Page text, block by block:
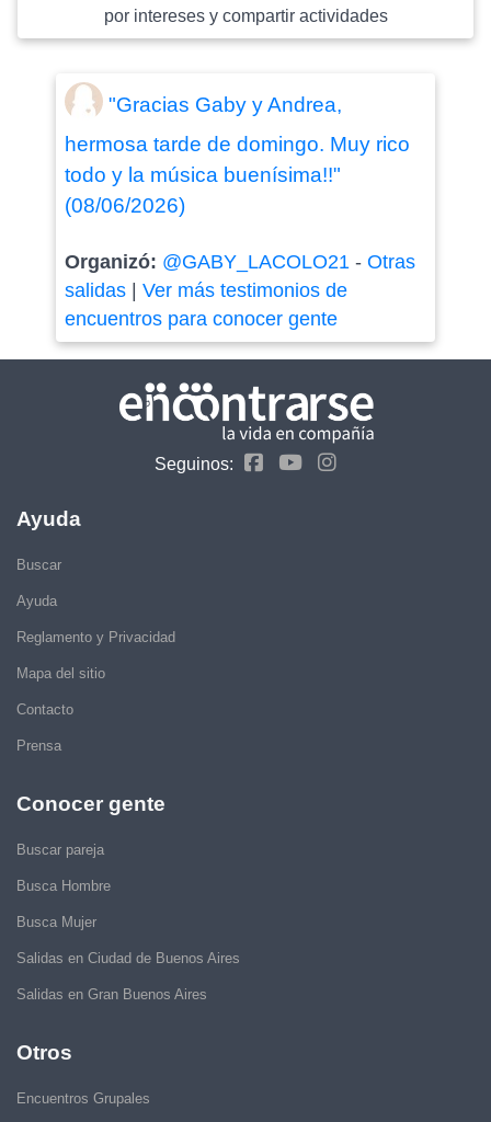
por intereses y compartir actividades
"Gracias Gaby y Andrea,
hermosa tarde de domingo. Muy rico
todo y la música buenísima!!"
(08/06/2026)
Organizó: @GABY_LACOLO21- Otras
salidas| Ver más testimonios de
encuentros para conocer gente
Seguinos:
Ayuda
Buscar
Ayuda
Reglamento y Privacidad
Mapa del sitio
Contacto
Prensa
Conocer gente
Buscar pareja
Busca Hombre
Busca Mujer
Salidas en Ciudad de Buenos Aires
Salidas en Gran Buenos Aires
Otros
Encuentros Grupales